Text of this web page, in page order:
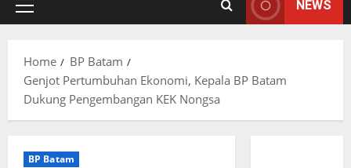
Primary
NEWS
Home
BP Batam
Genjot Pertumbuhan Ekonomi, Kepala BP Batam
Dukung Pengembangan KEK Nongsa
BP Batam